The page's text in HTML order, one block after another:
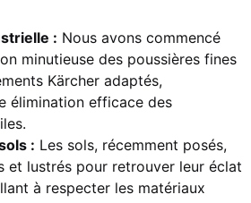
: Nous avons commencé
minutieuse des poussières fines
Kärcher adaptés,
élimination efficace des
: Les sols, récemment posés,
et lustrés pour retrouver leur éclat
à respecter les matériaux